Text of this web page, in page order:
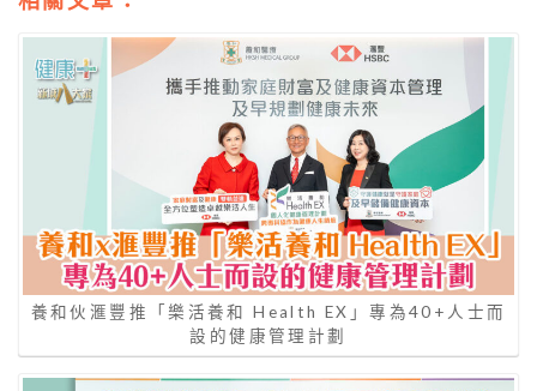
養和伙滙豐推「樂活養和 Health EX」專為40+人士而
設的健康管理計劃